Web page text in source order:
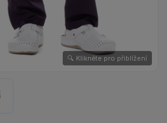
🔍 Klikněte pro přiblížení
1 z 3 – STAN Blůza
obrázek 2 z 3 – STAN
obrázek 3 z 3 –